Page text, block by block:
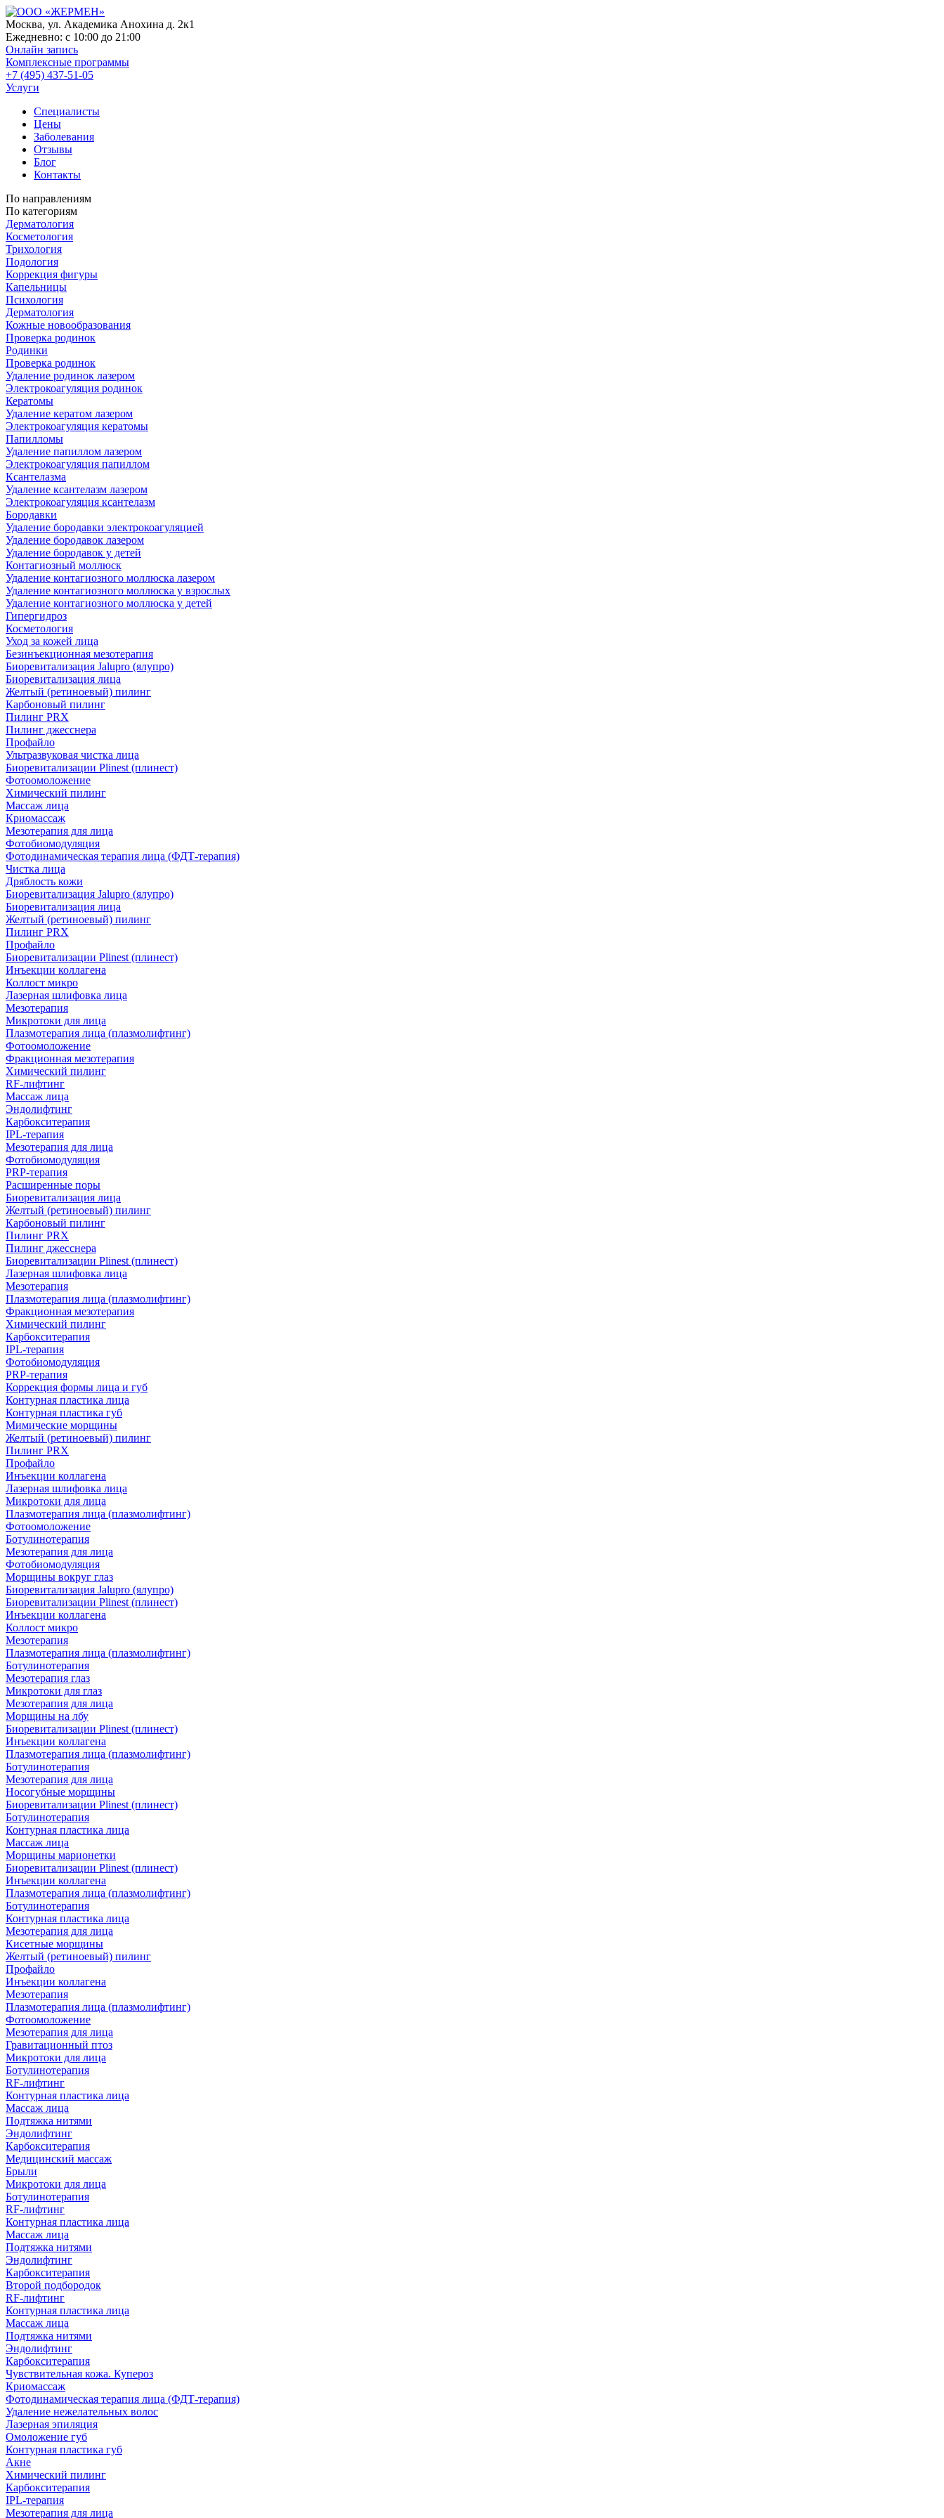
Москва, ул. Академика Анохина д. 2к1
Ежедневно: с 10:00 до 21:00
Онлайн запись
Комплексные программы
+7 (495) 437-51-05
Услуги
Специалисты
Цены
Заболевания
Отзывы
Блог
Контакты
По направлениям
По категориям
Дерматология
Косметология
Трихология
Подология
Коррекция фигуры
Капельницы
Психология
Дерматология
Кожные новообразования
Проверка родинок
Родинки
Проверка родинок
Удаление родинок лазером
Электрокоагуляция родинок
Кератомы
Удаление кератом лазером
Электрокоагуляция кератомы
Папилломы
Удаление папиллом лазером
Электрокоагуляция папиллом
Ксантелазма
Удаление ксантелазм лазером
Электрокоагуляция ксантелазм
Бородавки
Удаление бородавки электрокоагуляцией
Удаление бородавок лазером
Удаление бородавок у детей
Контагиозный моллюск
Удаление контагиозного моллюска лазером
Удаление контагиозного моллюска у взрослых
Удаление контагиозного моллюска у детей
Гипергидроз
Косметология
Уход за кожей лица
Безинъекционная мезотерапия
Биоревитализация Jalupro (ялупро)
Биоревитализация лица
Желтый (ретиноевый) пилинг
Карбоновый пилинг
Пилинг PRX
Пилинг джесснера
Профайло
Ультразвуковая чистка лица
Биоревитализации Plinest (плинест)
Фотоомоложение
Химический пилинг
Массаж лица
Криомассаж
Мезотерапия для лица
Фотобиомодуляция
Фотодинамическая терапия лица (ФДТ-терапия)
Чистка лица
Дряблость кожи
Биоревитализация Jalupro (ялупро)
Биоревитализация лица
Желтый (ретиноевый) пилинг
Пилинг PRX
Профайло
Биоревитализации Plinest (плинест)
Инъекции коллагена
Коллост микро
Лазерная шлифовка лица
Мезотерапия
Микротоки для лица
Плазмотерапия лица (плазмолифтинг)
Фотоомоложение
Фракционная мезотерапия
Химический пилинг
RF-лифтинг
Массаж лица
Эндолифтинг
Карбокситерапия
IPL‑терапия
Мезотерапия для лица
Фотобиомодуляция
PRP-терапия
Расширенные поры
Биоревитализация лица
Желтый (ретиноевый) пилинг
Карбоновый пилинг
Пилинг PRX
Пилинг джесснера
Биоревитализации Plinest (плинест)
Лазерная шлифовка лица
Мезотерапия
Плазмотерапия лица (плазмолифтинг)
Фракционная мезотерапия
Химический пилинг
Карбокситерапия
IPL‑терапия
Фотобиомодуляция
PRP-терапия
Коррекция формы лица и губ
Контурная пластика лица
Контурная пластика губ
Мимические морщины
Желтый (ретиноевый) пилинг
Пилинг PRX
Профайло
Инъекции коллагена
Лазерная шлифовка лица
Микротоки для лица
Плазмотерапия лица (плазмолифтинг)
Фотоомоложение
Ботулинотерапия
Мезотерапия для лица
Фотобиомодуляция
Морщины вокруг глаз
Биоревитализация Jalupro (ялупро)
Биоревитализации Plinest (плинест)
Инъекции коллагена
Коллост микро
Мезотерапия
Плазмотерапия лица (плазмолифтинг)
Ботулинотерапия
Мезотерапия глаз
Микротоки для глаз
Мезотерапия для лица
Морщины на лбу
Биоревитализации Plinest (плинест)
Инъекции коллагена
Плазмотерапия лица (плазмолифтинг)
Ботулинотерапия
Мезотерапия для лица
Носогубные морщины
Биоревитализации Plinest (плинест)
Ботулинотерапия
Контурная пластика лица
Массаж лица
Морщины марионетки
Биоревитализации Plinest (плинест)
Инъекции коллагена
Плазмотерапия лица (плазмолифтинг)
Ботулинотерапия
Контурная пластика лица
Мезотерапия для лица
Кисетные морщины
Желтый (ретиноевый) пилинг
Профайло
Инъекции коллагена
Мезотерапия
Плазмотерапия лица (плазмолифтинг)
Фотоомоложение
Мезотерапия для лица
Гравитационный птоз
Микротоки для лица
Ботулинотерапия
RF-лифтинг
Контурная пластика лица
Массаж лица
Подтяжка нитями
Эндолифтинг
Карбокситерапия
Медицинский массаж
Брыли
Микротоки для лица
Ботулинотерапия
RF-лифтинг
Контурная пластика лица
Массаж лица
Подтяжка нитями
Эндолифтинг
Карбокситерапия
Второй подбородок
RF-лифтинг
Контурная пластика лица
Массаж лица
Подтяжка нитями
Эндолифтинг
Карбокситерапия
Чувствительная кожа. Купероз
Криомассаж
Фотодинамическая терапия лица (ФДТ-терапия)
Удаление нежелательных волос
Лазерная эпиляция
Омоложение губ
Контурная пластика губ
Акне
Химический пилинг
Карбокситерапия
IPL‑терапия
Мезотерапия для лица